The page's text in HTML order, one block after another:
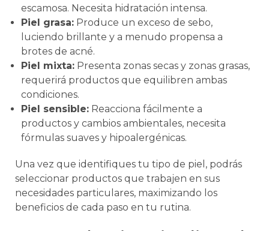
escamosa. Necesita hidratación intensa.
Piel grasa: Produce un exceso de sebo,
luciendo brillante y a menudo propensa a
brotes de acné.
Piel mixta: Presenta zonas secas y zonas grasas,
requerirá productos que equilibren ambas
condiciones.
Piel sensible: Reacciona fácilmente a
productos y cambios ambientales, necesita
fórmulas suaves y hipoalergénicas.
Una vez que identifiques tu tipo de piel, podrás
seleccionar productos que trabajen en sus
necesidades particulares, maximizando los
beneficios de cada paso en tu rutina.